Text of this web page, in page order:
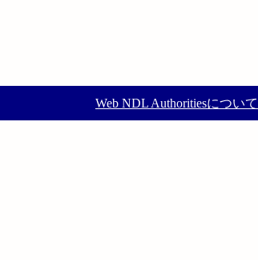
Web NDL Authoritiesについて